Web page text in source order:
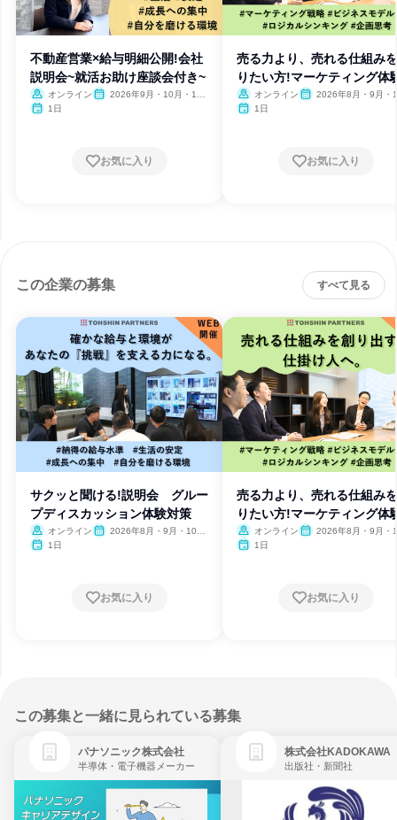
不動産営業×給与明細公開!会社
説明会~就活お助け座談会付き~
オンライン
2026年9月・10月・11
1日
お気に入り
売る力より、売れる仕組み
りたい方!マーケティング体
オンライン
2026年8月・9月・
1日
お気に入り
この企業の募集 すべて見る
サクッと聞ける!説明会 グルー
プディスカッション体験対策
オンライン
2026年8月・9月・10
1日
お気に入り
売る力より、売れる仕組み
りたい方!マーケティング体
オンライン
2026年8月・9月・
1日
お気に入り
この募集と一緒に見られている募集
パナソニック株式会社
半導体・電子機器メーカー
株式会社KADOKAWA
出版社・新聞社